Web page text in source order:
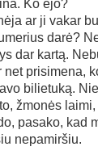
Ko ėjo?
ar ji vakar
darė?
dar kartą.
prisimena,
bilietuką.
žmonės
pasako, kad
nepamiršiu.